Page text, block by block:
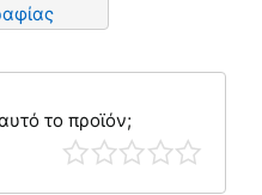
το προϊόν;